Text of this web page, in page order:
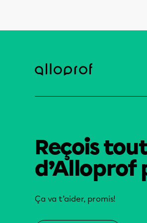
Reçois
d’Alloprof
Ça va t’aider, promis!